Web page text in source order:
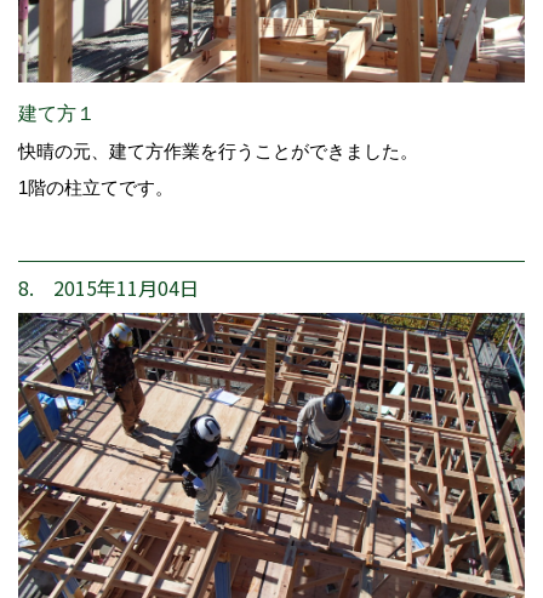
建て方１
快晴の元、建て方作業を行うことができました。
1階の柱立てです。
8. 2015年11月04日